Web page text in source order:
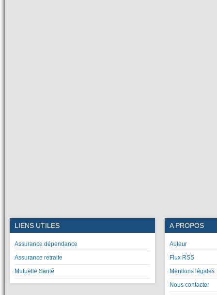
LIENS UTILES
Assurance dépendance
Assurance retraite
Mutuelle Santé
A PROPOS
Auteur
Flux RSS
Mentions légales
Nous contacter